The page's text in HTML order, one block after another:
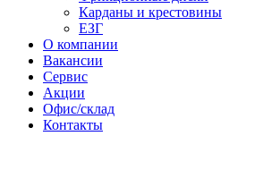
Карданы и крестовины
ЕЗГ
О компании
Вакансии
Сервис
Акции
Офис/склад
Контакты